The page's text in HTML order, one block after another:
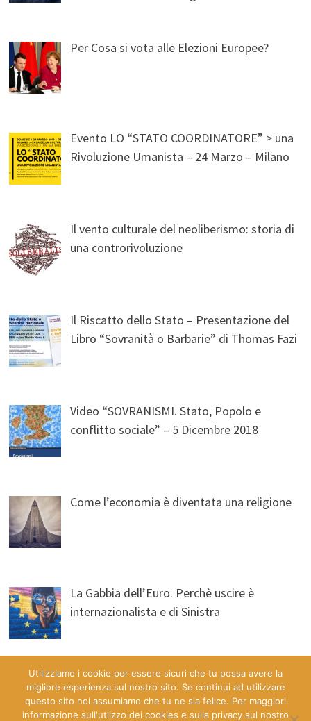
Per Cosa si vota alle Elezioni Europee?
Evento LO “STATO COORDINATORE” > una
Rivoluzione Umanista – 24 Marzo – Milano
Il vento culturale del neoliberismo: storia di
una controrivoluzione
Il Riscatto dello Stato – Presentazione del
Libro “Sovranità o Barbarie” di Thomas Fazi
Video “SOVRANISMI. Stato, Popolo e
conflitto sociale” – 5 Dicembre 2018
Come l’economia è diventata una religione
La Gabbia dell’Euro. Perchè uscire è
internazionalista e di Sinistra
Utilizziamo i cookie per essere sicuri che tu possa avere la
migliore esperienza sul nostro sito. Se continui ad utilizzare
questo sito noi assumiamo che tu ne sia felice. Per maggiori
informazione sull'utlizzo dei cookies e sulla privacy sul nostro